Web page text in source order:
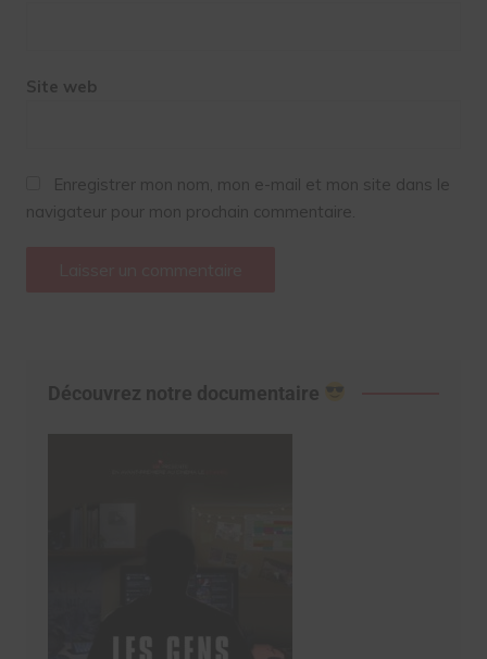
Site web
Enregistrer mon nom, mon e-mail et mon site dans le
navigateur pour mon prochain commentaire.
Découvrez notre documentaire